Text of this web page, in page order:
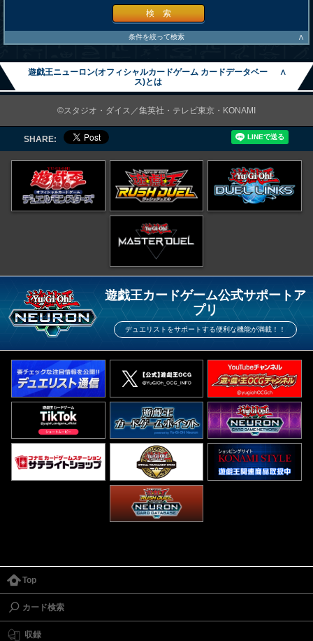
検 索
条件を絞って検索 ∧
遊戯王ニューロン(オフィシャルカードゲーム カードデータベー
ス)とは
∧
©スタジオ・ダイス／集英社・テレビ東京・KONAMI
SHARE:
遊戯王カードゲーム公式サポートア
プリ
デュエリストをサポートする便利な機能が満載！！
Top
カード検索
収録